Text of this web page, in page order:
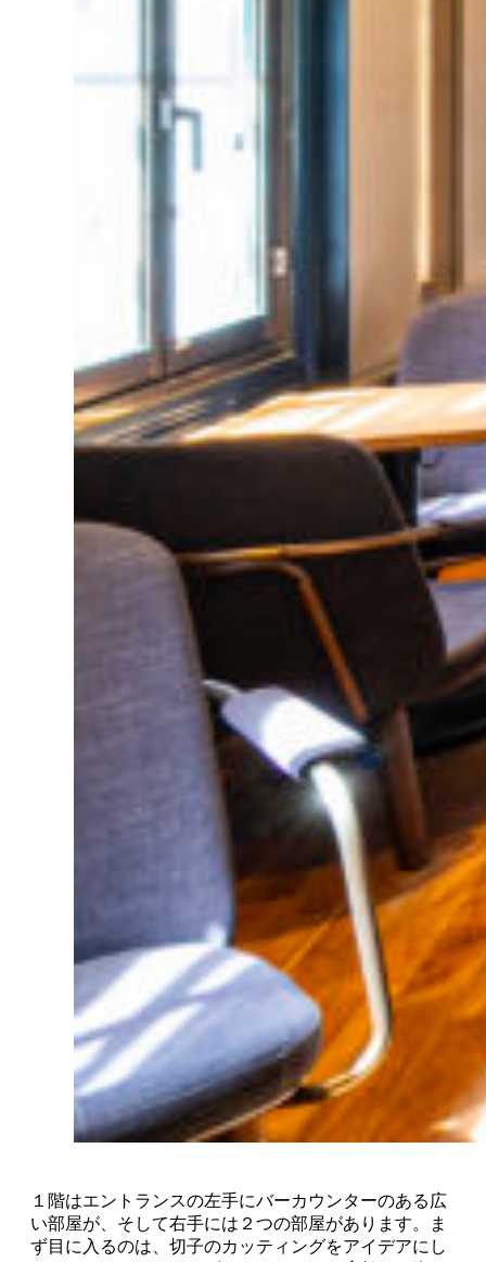
１階はエントランスの左手にバーカウンターのある広
い部屋が、そして右手には２つの部屋があります。ま
ず目に入るのは、切子のカッティングをアイデアにし